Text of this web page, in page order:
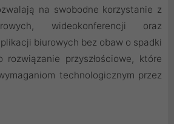
na swobodne korzystanie z
wideokonferencji oraz
biurowych bez obaw o spadki
rozwiązanie przyszłościowe, które
technologicznym przez